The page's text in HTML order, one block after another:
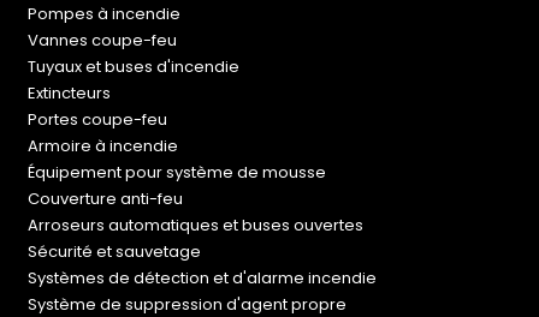
Pompes à incendie
Vannes coupe-feu
Tuyaux et buses d'incendie
Extincteurs
Portes coupe-feu
Armoire à incendie
Équipement pour système de mousse
Couverture anti-feu
Arroseurs automatiques et buses ouvertes
Sécurité et sauvetage
Systèmes de détection et d'alarme incendie
Système de suppression d'agent propre